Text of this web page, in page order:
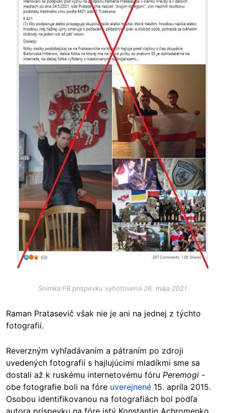
Snímka FB príspevku vyhotovená 26. mája 2021
Raman Pratasevič však nie je ani na jednej z týchto
fotografií.
Reverzným vyhľadávaním a pátraním po zdroji
uvedených fotografií s hajlujúcimi mladíkmi sme sa
dostali až k ruskému internetovému fóru Peremogi -
obe fotografie boli na fóre uverejnené 15. apríla 2015.
Osobou identifikovanou na fotografiách bol podľa
autora príspevku na fóre istý Konstantin Achromenko